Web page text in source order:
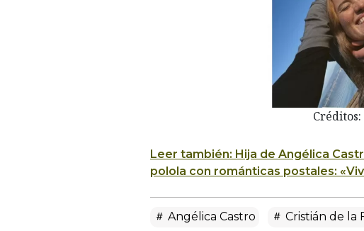
Leer también: Hija de Angélica
polola con románticas postales:
Angélica Castro Cristián de la